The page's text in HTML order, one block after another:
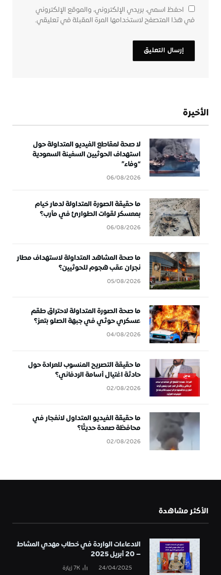
احفظ اسمي، بريدي الإلكتروني، والموقع الإلكتروني
في هذا المتصفح لاستخدامها المرة المقبلة في تعليقي.
الأخيرة
لا صحة لمقاطع الفيديو المتداولة حول
استهداف الحوثيين السفينة السعودية
“وفاء”
06/08/2026
ما حقيقة الصورة المتداولة لدمار خيام
بمعسكر لقوات الطوارئ في مأرب؟
06/08/2026
ما صحة المشاهد المتداولة لاستهداف مطار
نجران عقب هجوم للحوثيين؟
05/08/2026
ما صحة الصورة المتداولة لاحتراق طقم
عسكري حوثي في جبهة الصلو بتعز؟
04/08/2026
ما حقيقة التصريح المنسوب للعرادة حول
حادثة اغتيال أسامة الردفاني؟
02/08/2026
ما حقيقة الفيديو المتداول لانفجار في
محافظة صعدة حديثًا؟
02/08/2026
الأكثر مشاهدة
الادعاءات الواردة في خطاب مهدي المشاط
– 20 أبريل 2025
24/04/2025
7Kزيارة